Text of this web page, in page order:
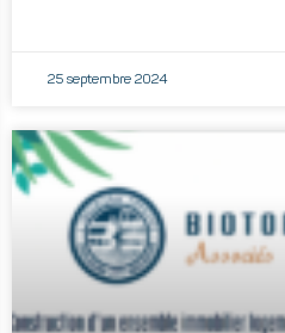
25 septembre 2024